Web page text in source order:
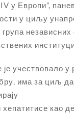
у Европи”,
у циљу
учествовало
има за циљ
као